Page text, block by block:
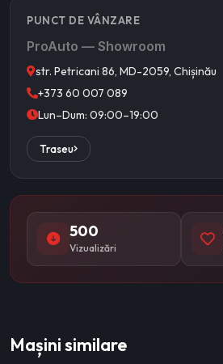
PUNCT DE VÂNZARE
ProAuto — Showroom
str. Petricani 86, MD-2059, Chișinău
+373 60 007 089
Lun–Dum: 09:00–19:00
Traseu
500
Vizualizări
Mașini similare